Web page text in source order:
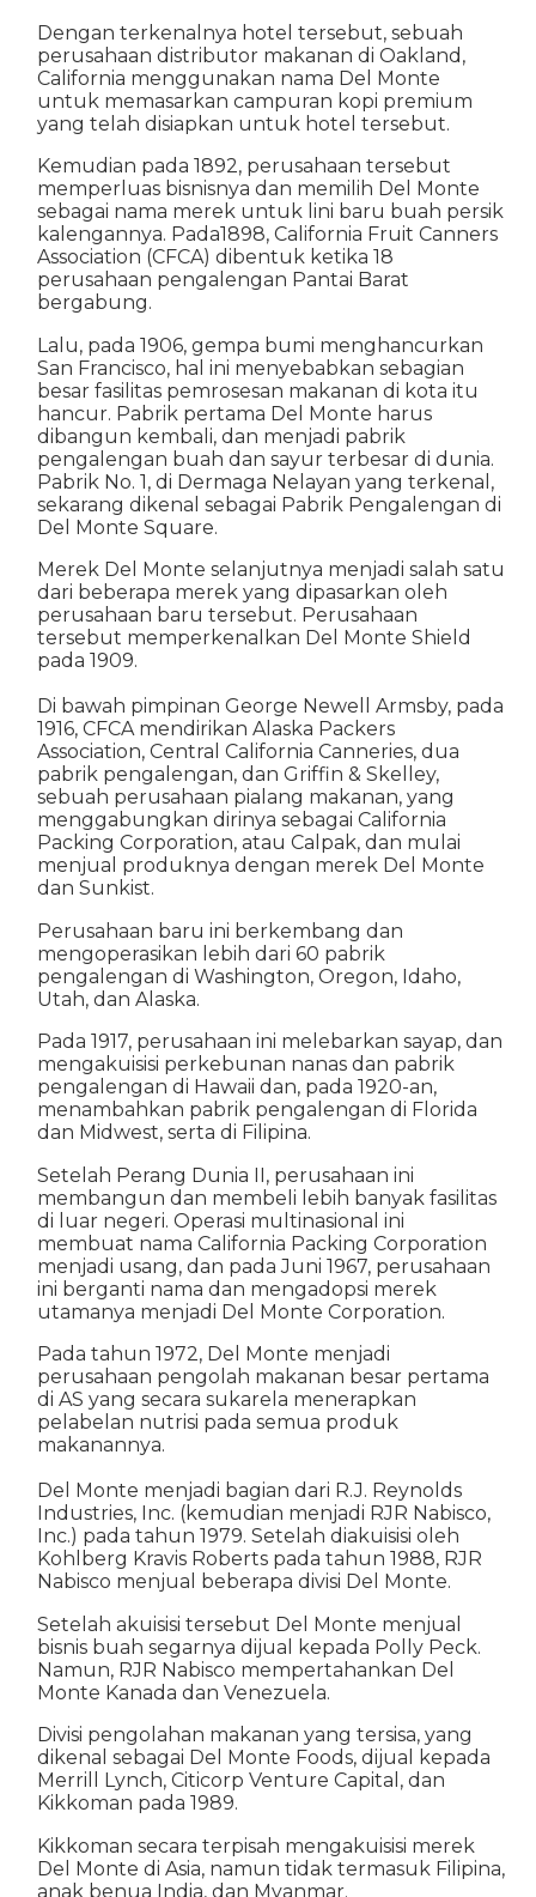
Dengan terkenalnya hotel tersebut, sebuah
perusahaan distributor makanan di Oakland,
California menggunakan nama Del Monte
untuk memasarkan campuran kopi premium
yang telah disiapkan untuk hotel tersebut.
Kemudian pada 1892, perusahaan tersebut
memperluas bisnisnya dan memilih Del Monte
sebagai nama merek untuk lini baru buah persik
kalengannya. Pada1898, California Fruit Canners
Association (CFCA) dibentuk ketika 18
perusahaan pengalengan Pantai Barat
bergabung.
Lalu, pada 1906, gempa bumi menghancurkan
San Francisco, hal ini menyebabkan sebagian
besar fasilitas pemrosesan makanan di kota itu
hancur. Pabrik pertama Del Monte harus
dibangun kembali, dan menjadi pabrik
pengalengan buah dan sayur terbesar di dunia.
Pabrik No. 1, di Dermaga Nelayan yang terkenal,
sekarang dikenal sebagai Pabrik Pengalengan di
Del Monte Square.
Merek Del Monte selanjutnya menjadi salah satu
dari beberapa merek yang dipasarkan oleh
perusahaan baru tersebut. Perusahaan
tersebut memperkenalkan Del Monte Shield
pada 1909.
Di bawah pimpinan George Newell Armsby, pada
1916, CFCA mendirikan Alaska Packers
Association, Central California Canneries, dua
pabrik pengalengan, dan Griffin & Skelley,
sebuah perusahaan pialang makanan, yang
menggabungkan dirinya sebagai California
Packing Corporation, atau Calpak, dan mulai
menjual produknya dengan merek Del Monte
dan Sunkist.
Perusahaan baru ini berkembang dan
mengoperasikan lebih dari 60 pabrik
pengalengan di Washington, Oregon, Idaho,
Utah, dan Alaska.
Pada 1917, perusahaan ini melebarkan sayap, dan
mengakuisisi perkebunan nanas dan pabrik
pengalengan di Hawaii dan, pada 1920-an,
menambahkan pabrik pengalengan di Florida
dan Midwest, serta di Filipina.
Setelah Perang Dunia II, perusahaan ini
membangun dan membeli lebih banyak fasilitas
di luar negeri. Operasi multinasional ini
membuat nama California Packing Corporation
menjadi usang, dan pada Juni 1967, perusahaan
ini berganti nama dan mengadopsi merek
utamanya menjadi Del Monte Corporation.
Pada tahun 1972, Del Monte menjadi
perusahaan pengolah makanan besar pertama
di AS yang secara sukarela menerapkan
pelabelan nutrisi pada semua produk
makanannya.
Del Monte menjadi bagian dari R.J. Reynolds
Industries, Inc. (kemudian menjadi RJR Nabisco,
Inc.) pada tahun 1979. Setelah diakuisisi oleh
Kohlberg Kravis Roberts pada tahun 1988, RJR
Nabisco menjual beberapa divisi Del Monte.
Setelah akuisisi tersebut Del Monte menjual
bisnis buah segarnya dijual kepada Polly Peck.
Namun, RJR Nabisco mempertahankan Del
Monte Kanada dan Venezuela.
Divisi pengolahan makanan yang tersisa, yang
dikenal sebagai Del Monte Foods, dijual kepada
Merrill Lynch, Citicorp Venture Capital, dan
Kikkoman pada 1989.
Kikkoman secara terpisah mengakuisisi merek
Del Monte di Asia, namun tidak termasuk Filipina,
anak benua India, dan Myanmar.